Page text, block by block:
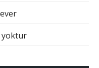
yoktur